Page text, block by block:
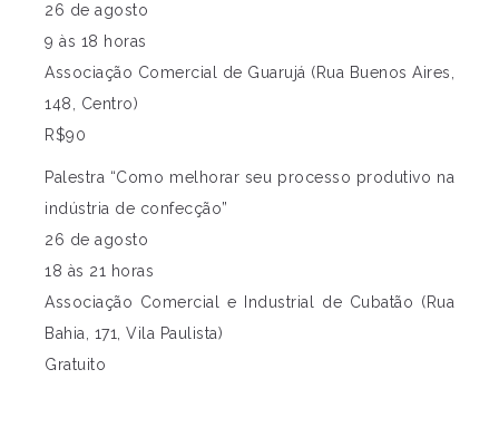
26 de agosto
9 às 18 horas
Associação Comercial de Guarujá (Rua Buenos Aires,
148, Centro)
R$90
Palestra “Como melhorar seu processo produtivo na
indústria de confecção”
26 de agosto
18 às 21 horas
Associação Comercial e Industrial de Cubatão (Rua
Bahia, 171, Vila Paulista)
Gratuito